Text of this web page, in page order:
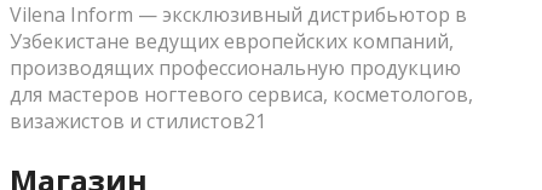
Vilena Inform — эксклюзивный дистрибьютор в
Узбекистане ведущих европейских компаний,
производящих профессиональную продукцию
для мастеров ногтевого сервиса, косметологов,
визажистов и стилистов21
Магазин